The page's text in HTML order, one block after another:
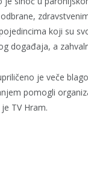
koji su
događaja, a
je veče
pomogli
TV Hram.